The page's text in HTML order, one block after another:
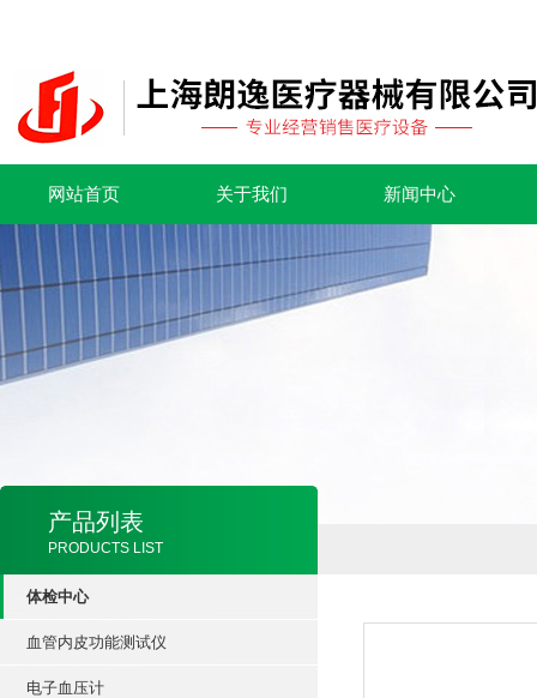
网站首页 关于我们 新闻中心
产品列表
PRODUCTS LIST
体检中心
血管内皮功能测试仪
电子血压计